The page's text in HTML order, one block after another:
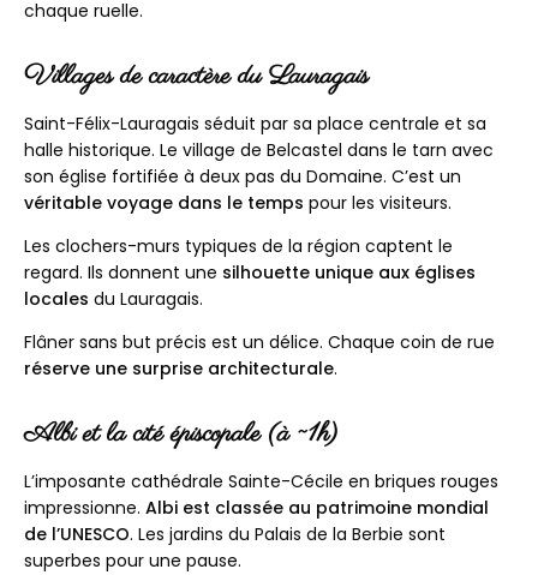
chaque ruelle.
Villages de caractère du Lauragais
Saint-Félix-Lauragais séduit par sa place centrale et sa
halle historique. Le village de Belcastel dans le tarn avec
son église fortifiée à deux pas du Domaine. C’est un
véritable voyage dans le temps pour les visiteurs.
Les clochers-murs typiques de la région captent le
regard. Ils donnent une silhouette unique aux églises
locales du Lauragais.
Flâner sans but précis est un délice. Chaque coin de rue
réserve une surprise architecturale.
Albi et la cité épiscopale (à ~1h)
L’imposante cathédrale Sainte-Cécile en briques rouges
impressionne. Albi est classée au patrimoine mondial
de l’UNESCO. Les jardins du Palais de la Berbie sont
superbes pour une pause.